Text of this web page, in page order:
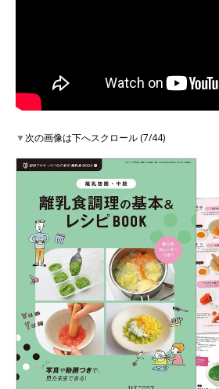
▼次の画像は下へスクロール (7/44)